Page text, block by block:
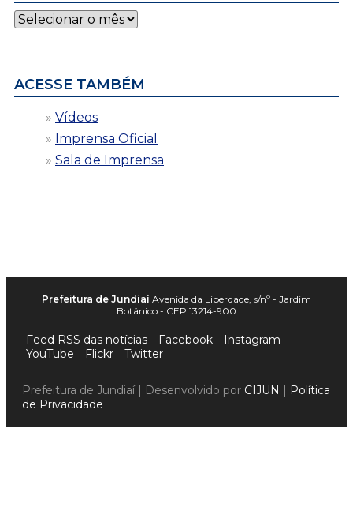
Notícias
por
ACESSE TAMBÉM
Vídeos
Imprensa Oficial
Sala de Imprensa
Prefeitura de Jundiaí Avenida da Liberdade, s/nº - Jardim
Botânico - CEP 13214-900
Feed RSS das notícias Facebook
Instagram
YouTube
Flickr Twitter
Prefeitura de Jundiaí | Desenvolvido por CIJUN | Política
de Privacidade